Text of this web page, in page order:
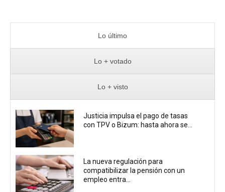
Lo último
Lo + votado
Lo + visto
Justicia impulsa el pago de tasas
con TPV o Bizum: hasta ahora se...
La nueva regulación para
compatibilizar la pensión con un
empleo entra...